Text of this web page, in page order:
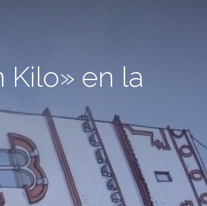
Kilo» en la